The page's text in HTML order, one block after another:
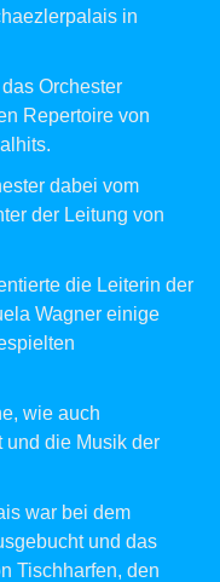
in
Orchester
Repertoire von
dabei vom
der Leitung von
die Leiterin der
Wagner einige
wie auch
und die Musik der
war bei dem
und das
Tischharfen, den